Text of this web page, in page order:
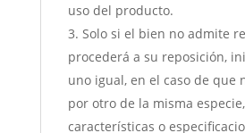
uso del producto.
Solo si el bien no admite
procederá a su reposición,
uno igual, en el caso de que
por otro de la misma
características o